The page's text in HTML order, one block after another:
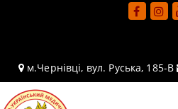
м.Чернівці, вул. Руська, 185-В